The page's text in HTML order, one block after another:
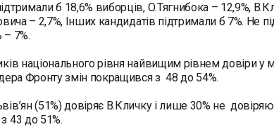
б 18,6% виборців, О.Тягнибока – 12,9%,
– 2,7%, Інших кандидатів підтримали б 7%. Не
– 7%.
національного рівня найвищим рівнем довіри у
Фронту змін покращився з 48 до 54%.
(51%) довіряє В.Кличку і лише 30% не
43 до 51%.